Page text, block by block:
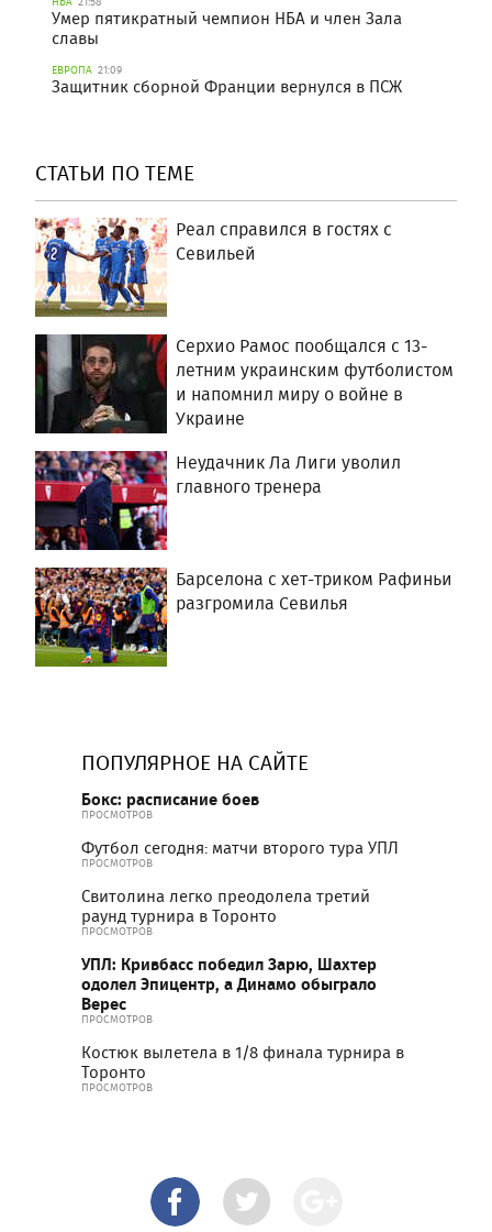
Умер пятикратный чемпион НБА и член Зала
славы
ЕВРОПА 21:09
Защитник сборной Франции вернулся в ПСЖ
СТАТЬИ ПО ТЕМЕ
Реал справился в гостях с
Севильей
Серхио Рамос пообщался с 13-
летним украинским футболистом
и напомнил миру о войне в
Украине
Неудачник Ла Лиги уволил
главного тренера
Барселона с хет-триком Рафиньи
разгромила Севилья
ПОПУЛЯРНОЕ НА САЙТЕ
Бокс: расписание боев
ПРОСМОТРОВ
Футбол сегодня: матчи второго тура УПЛ
ПРОСМОТРОВ
Свитолина легко преодолела третий
раунд турнира в Торонто
ПРОСМОТРОВ
УПЛ: Кривбасс победил Зарю, Шахтер
одолел Эпицентр, а Динамо обыграло
Верес
ПРОСМОТРОВ
Костюк вылетела в 1/8 финала турнира в
Торонто
ПРОСМОТРОВ